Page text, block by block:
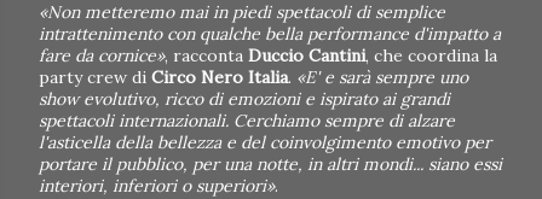
«Non metteremo mai in piedi spettacoli di semplice
intrattenimento con qualche bella performance d'impatto a
fare da cornice», racconta Duccio Cantini, che coordina la
party crew di Circo Nero Italia. «E' e sarà sempre uno
show evolutivo, ricco di emozioni e ispirato ai grandi
spettacoli internazionali. Cerchiamo sempre di alzare
l'asticella della bellezza e del coinvolgimento emotivo per
portare il pubblico, per una notte, in altri mondi... siano essi
interiori, inferiori o superiori».